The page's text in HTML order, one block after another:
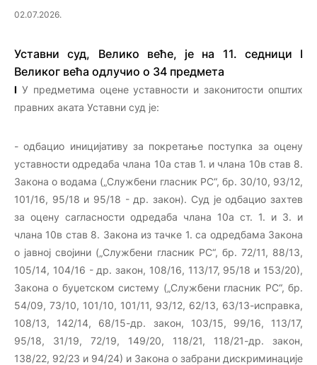
02.07.2026.
Уставни суд, Велико веће, је на 11. седници I
Великог већа одлучио о 34 предмета
I У предметима оцене уставности и законитости општих
правних аката Уставни суд је:
- одбацио иницијативу за покретање поступка за оцену
уставности одредаба члана 10а став 1. и члана 10в став 8.
Закона о водама („Службени гласник РС“, бр. 30/10, 93/12,
101/16, 95/18 и 95/18 - др. закон). Суд је одбацио захтев
за оцену сагласности одредаба члана 10а ст. 1. и 3. и
члана 10в став 8. Закона из тачке 1. са одредбама Закона
о јавној својини („Службени гласник РС“, бр. 72/11, 88/13,
105/14, 104/16 - др. закон, 108/16, 113/17, 95/18 и 153/20),
Закона о буџетском систему („Службени гласник РС“, бр.
54/09, 73/10, 101/10, 101/11, 93/12, 62/13, 63/13-исправка,
108/13, 142/14, 68/15-др. закон, 103/15, 99/16, 113/17,
95/18, 31/19, 72/19, 149/20, 118/21, 118/21-др. закон,
138/22, 92/23 и 94/24) и Закона о забрани дискриминације